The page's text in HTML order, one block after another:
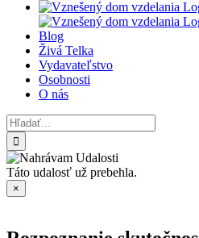
Blog
Živá Telka
Vydavateľstvo
Osobnosti
O nás
Hľadať:
Táto udalosť už prebehla.
×